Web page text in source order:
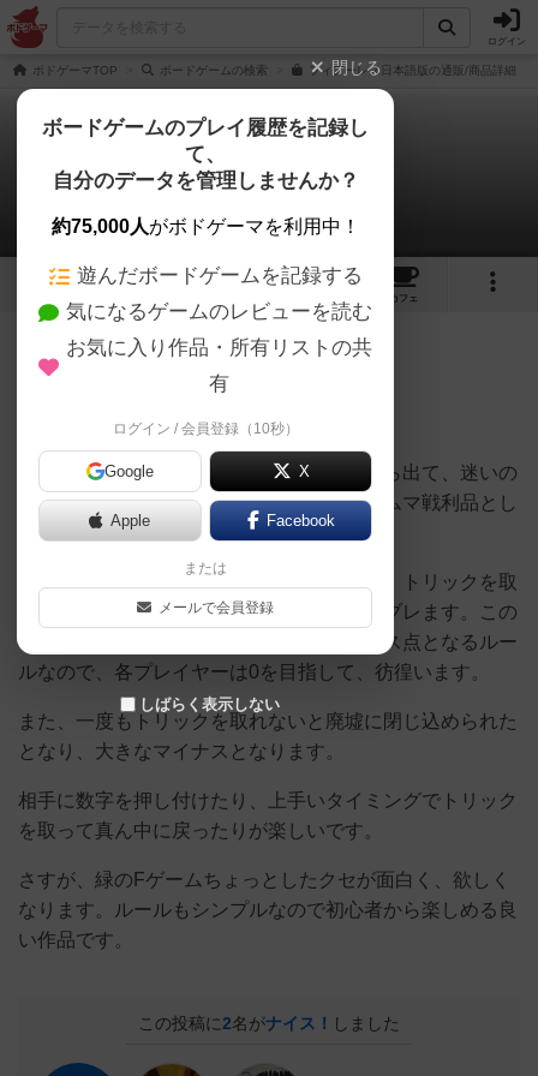
ログイン
ボドゲーマTOP ボードゲームの検索 フィアーレス日本語版の通販/商品詳細
フィアーレス
ピンポイント革命さんのレビュー
9 5
カフェ
240名 2名 0 8ヶ月前
フリーゼ作のトリックテイキング！廃墟から出て、迷いの
森の安全な道を目指すテーマのゲーム！ゲムマ戦利品とし
て持ち込みいただき、みんなでプレイ！
メカニクスはシンプルなトリテなのですが、トリックを取
るとその合計数だけ、中央の安全な道からブレます。この
ゲームは、全トリック後の絶対値がマイナス点となるルー
ルなので、各プレイヤーは0を目指して、彷徨います。
また、一度もトリックを取れないと廃墟に閉じ込められた
となり、大きなマイナスとなります。
相手に数字を押し付けたり、上手いタイミングでトリック
を取って真ん中に戻ったりが楽しいです。
さすが、緑のFゲームちょっとしたクセが面白く、欲しく
なります。ルールもシンプルなので初心者から楽しめる良
い作品です。
この投稿に2名がナイス！ しました
閉じる
ボードゲームのプレイ履歴を記録し
て、
自分のデータを管理しませんか？
約75,000人がボドゲーマを利用中！
遊んだボードゲームを記録する
気になるゲームのレビューを読む
お気に入り作品・所有リストの共
有
ログイン / 会員登録（10秒）
Google X
Apple Facebook
または
メールで会員登録
しばらく表示しない